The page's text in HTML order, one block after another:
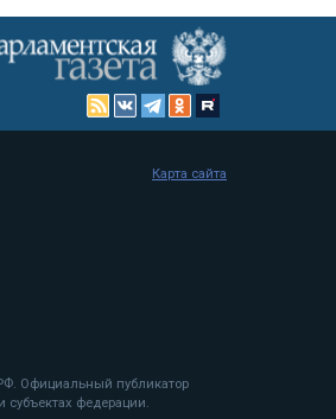
Официальный публикатор
субъектах федерации.
Карта сайта